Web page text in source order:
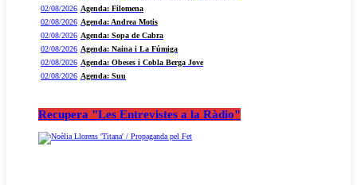
02/08/2026 Agenda: Filomena
02/08/2026 Agenda: Andrea Motis
02/08/2026 Agenda: Sopa de Cabra
02/08/2026 Agenda: Naina i La Fúmiga
02/08/2026 Agenda: Obeses i Cobla Berga Jove
02/08/2026 Agenda: Suu
Recupera "Les Entrevistes a la Ràdio"